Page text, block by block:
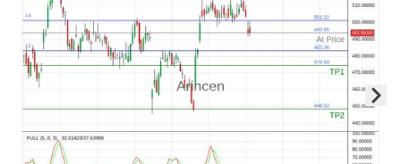
Skip to next slide page